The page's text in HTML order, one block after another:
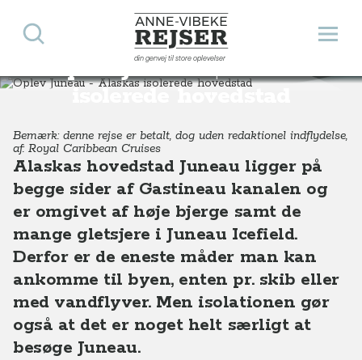
Anne-Vibeke Rejser
din genvej til store oplevelser
Åbn
Søg
Oplev Juneau - Alaskas
isolerede hovedstad
Destinationer Nordamerika USA Alaska Oplev Juneau - Alaskas isolerede hovedstad
Bemærk: denne rejse er betalt, dog uden redaktionel indflydelse,
af: Royal Caribbean Cruises
Alaskas hovedstad Juneau ligger på
begge sider af Gastineau kanalen og
er omgivet af høje bjerge samt de
mange gletsjere i Juneau Icefield.
Derfor er de eneste måder man kan
ankomme til byen, enten pr. skib eller
med vandflyver. Men isolationen gør
også at det er noget helt særligt at
besøge Juneau.